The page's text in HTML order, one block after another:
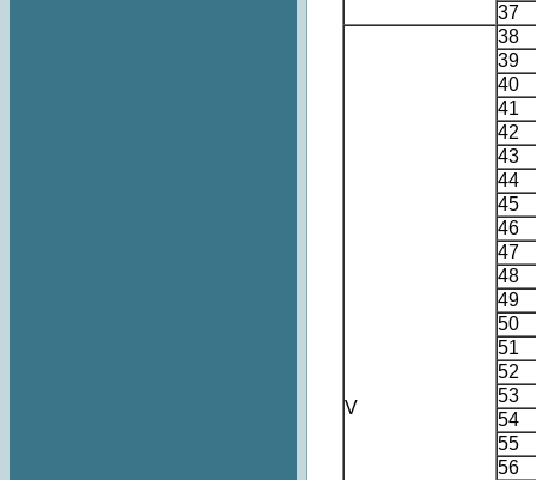
37
V
38
39
40
41
42
43
44
45
46
47
48
49
50
51
52
53
54
55
56